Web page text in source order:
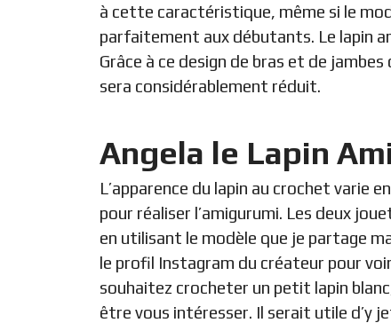
à cette caractéristique, même si le
parfaitement aux débutants. Le lapin
Grâce à ce design de bras et de
sera considérablement réduit.
Angela le Lapin
L’apparence du lapin au crochet varie
pour réaliser l’amigurumi. Les deux
en utilisant le modèle que je partage
le profil Instagram du créateur pour
souhaitez crocheter un petit lapin
être vous intéresser. Il serait utile d’y